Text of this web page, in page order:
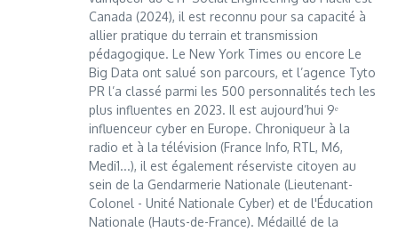
Canada (2024), il est reconnu pour sa capacité à
allier pratique du terrain et transmission
pédagogique. Le New York Times ou encore Le
Big Data ont salué son parcours, et l’agence Tyto
PR l’a classé parmi les 500 personnalités tech les
plus influentes en 2023. Il est aujourd’hui 9ᵉ
influenceur cyber en Europe. Chroniqueur à la
radio et à la télévision (France Info, RTL, M6,
Medi1...), il est également réserviste citoyen au
sein de la Gendarmerie Nationale (Lieutenant-
Colonel - Unité Nationale Cyber) et de l'Éducation
Nationale (Hauts-de-France). Médaillé de la